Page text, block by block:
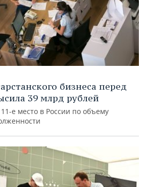
бизнеса перед
39 млрд рублей
е место в России по объему